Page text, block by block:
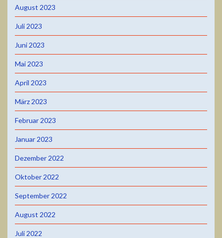
August 2023
Juli 2023
Juni 2023
Mai 2023
April 2023
März 2023
Februar 2023
Januar 2023
Dezember 2022
Oktober 2022
September 2022
August 2022
Juli 2022